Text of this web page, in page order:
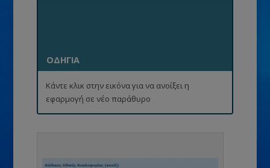
ΟΔΗΓΙΑ
Κάντε κλικ στην εικόνα για να ανοίξει η
εφαρμογή σε νέο παράθυρο